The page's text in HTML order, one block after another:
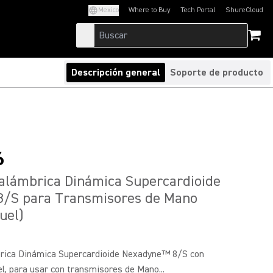
Mexico Where to Buy Tech Portal
(Opens in a new tab)ShureCloud
(Opens in a new
Descripción general Soporte de producto
Dinámica Supercardioide
S para Transmisores de Mano
Dinámica Supercardioide Nexadyne™ 8/S con
para usar con transmisores de Mano...